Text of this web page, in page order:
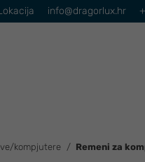
info@dragorlux.hr
kompjutere Remeni za